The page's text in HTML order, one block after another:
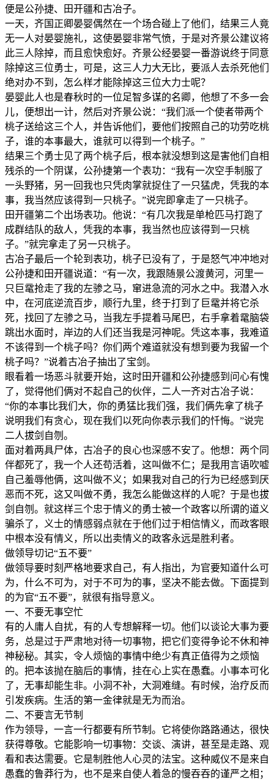
便是公孙捷、田开疆和古冶子。
一天，齐国正卿晏婴偶然在一个场合碰上了他们，结果三人竟
无一人对晏婴施礼，这使晏婴非常气愤，于是对齐景公建议将
此三人除掉，而且愈快愈好。齐景公经晏婴一番游说终于同意
除掉这三位勇士，可是，这三人力大无比，要派人去杀死他们
绝对办不到，怎么样才能除掉这三位大力士呢？
晏婴此人也是春秋时的一位足智多谋的名卿，他想了不多一会
儿，便想出一计，然后对齐景公说：“我们派一个使者带两个
桃子送给这三个人，并告诉他们，要他们按照自己的功劳吃桃
子，谁的本事最大，谁就可以得到一个桃子。”
结果三个勇士见了两个桃子后，根本就没想到这是害他们自相
残杀的一个阴谋，公孙捷第一个表功：“我有一次空手制服了
一头野猪，另一回我也只凭肉掌就捉住了一只猛虎，凭我的本
事，我当然应该得到一只桃子。”说完即拿走了一只桃子。
田开疆第二个出场表功。他说：“有几次我是单枪匹马打跑了
成群结队的敌人，凭我的本事，我当然也应该得到一只桃
子。”就完拿走了另一只桃子。
古冶子最后一个轮到表功，桃子已没有了，于是怒气冲冲地对
公孙捷和田开疆说道：“有一次，我跟随景公渡黄河，河里一
只巨鼋抢走了我的左骖之马，窜进急流的河水之中。我潜入水
中，在河底逆流百步，顺行九里，终于打到了巨鼋并将它杀
死，找回了左骖之马，当我左手提着马尾巴，右手拿着鼋脑袋
跳出水面时，岸边的人们还当我是河神呢。凭这本事，我难道
不该得到一个桃子吗？你们两个难道就没有想到要为我留一个
桃子吗？”说着古冶子抽出了宝剑。
眼看着一场恶斗就要开始，这时田开疆和公孙捷感到问心有愧
了，觉得他们俩对不起自己的伙伴，二人一齐对古冶子说：
“你的本事比我们大，你的勇猛比我们强，我们俩先拿了桃子
说明我们有贪心，现在我们以死向你表示我们的忏悔。”说完
二人拔剑自刎。
面对着两具尸体，古冶子的良心也深感不安了。他想：两个同
伴都死了，我一个人还苟活着，这叫做不仁；是我用言语吹嘘
自己羞辱他俩，这叫做不义；如果我对自己的行为已经感到厌
恶而不死，这又叫做不勇，我怎么能做这样的人呢？于是也拔
剑自刎。就这样三个忠于情义的勇士被一个政客以所谓的道义
骗杀了，义士的情感弱点就在于他们过于相信情义，而政客眼
中根本没有情义，所以出卖情义的政客永远是胜利者。
做领导切记“五不要”
做领导要时刻严格地要求自己，有人指出，为官要知道什么可
为，什么不可为，对于不可为的事，坚决不能去做。下面提到
的为官“五不要”，就很有指导意义。
一、不要无事空忙
有的人庸人自扰，有的人专想解释一切。他们以谈论大事为要
务，总是过于严肃地对待一切事物，把它们变得争论不休和神
神秘秘。其实，令人烦恼的事情中绝少有真正值得为之烦恼
的。把本该抛在脑后的事情，挂在心上实在愚蠢。小事本可化
了，无事却能生非。小洞不补，大洞难缝。有时候，治疗反而
引发疾病。生活的第一金律就是无为而治。
二、不要言无节制
作为领导，一言一行都要有所节制。它将使你路路通达，很快
获得尊敬。它能影响一切事物：交谈、演讲，甚至是走路、观
看和表达需要。它是制胜他人心灵的法宝。这种威仪不是来自
愚蠢的鲁莽行为，也不是来自使人着急的慢吞吞的谨严之相；